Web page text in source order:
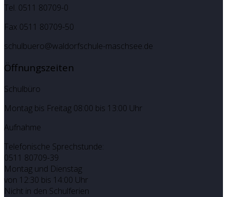
Tel. 0511 80709-0
Fax 0511 80709-50
schulbuero@waldorfschule-maschsee.de
Öffnungszeiten
Schulbüro
Montag bis Freitag 08:00 bis 13:00 Uhr
Aufnahme
Telefonische Sprechstunde:
0511 80709-39
Montag und Dienstag
von 12:30 bis 14:00 Uhr
Nicht in den Schulferien